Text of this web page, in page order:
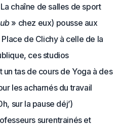
La chaîne de salles de sport
» chez eux) pousse aux
de Clichy à celle de la
ces studios
tas de cours de Yoga à des
les acharnés du travail
sur la pause déj’)
surentrainés et